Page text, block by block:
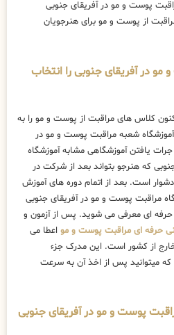
از پوست و مو برای هنرجویان
در آفریقای جنوبی را انتخاب
کلاس های مراقبت از پوست و مو را به
شعبه مراقبت پوست و مو در
جرات یافتن آموزشگاهی مشابه آموزشگاه
که هنرجو بتواند بعد از شرکت در
است. بعد از اتمام دوره های آموزش
مراقبت پوست و مو در آفریقای جنوبی
ای معرفی می شوید. پس از آزمون و
حرفه ای مراقبت پوست و مو اعطا می
از کشور است. این مدرک جزء
میتوانید پس از اخذ آن به سرعت
پوست و مو در آفریقای جنوبی